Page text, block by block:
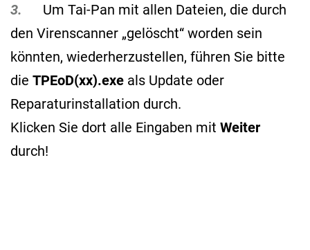
3. Um Tai-Pan mit allen Dateien, die durch
den Virenscanner „gelöscht“ worden sein
könnten, wiederherzustellen, führen Sie bitte
die TPEoD(xx).exe als Update oder
Reparaturinstallation durch.
Klicken Sie dort alle Eingaben mit Weiter
durch!